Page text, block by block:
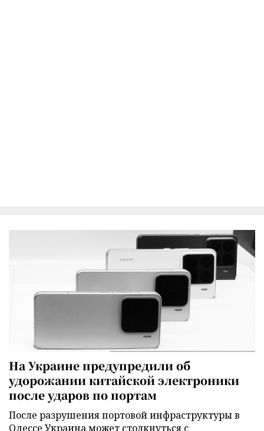
На Украине предупредили об
удорожании китайской электроники
после ударов по портам
После разрушения портовой инфраструктуры в
Одессе Украина может столкнуться с